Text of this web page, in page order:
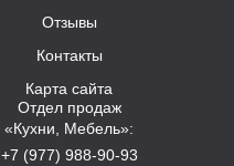
Отзывы
Контакты
Карта сайта
Отдел продаж
«Кухни, Мебель»:
+7 (977) 988-90-93